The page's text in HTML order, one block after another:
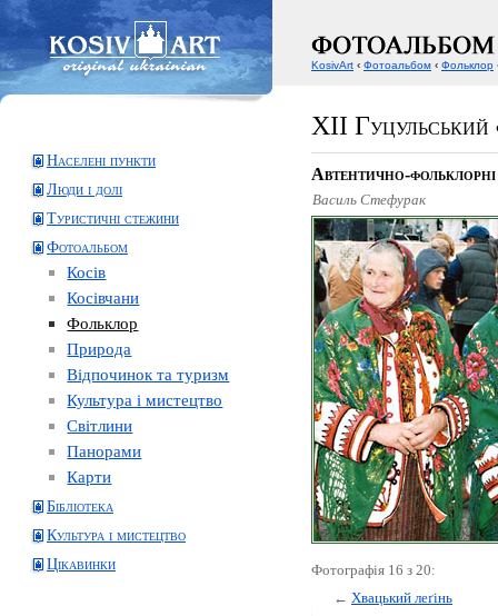
XII Гуцульський
Населені пункти
Люди і долі
Туристичні стежини
Фотоальбом
Косів
Косівчани
Фольклор
Природа
Відпочинок та туризм
Культура і мистецтво
Світлини
Панорами
Карти
Бібліотека
Культура і мистецтво
Цікавинки
Автентично-фольклорні
Василь Стефурак
Фотографія 16 з 20:
← Хвацький леґінь
KosivArt ‹ Фотоальбом ‹ Фольклор